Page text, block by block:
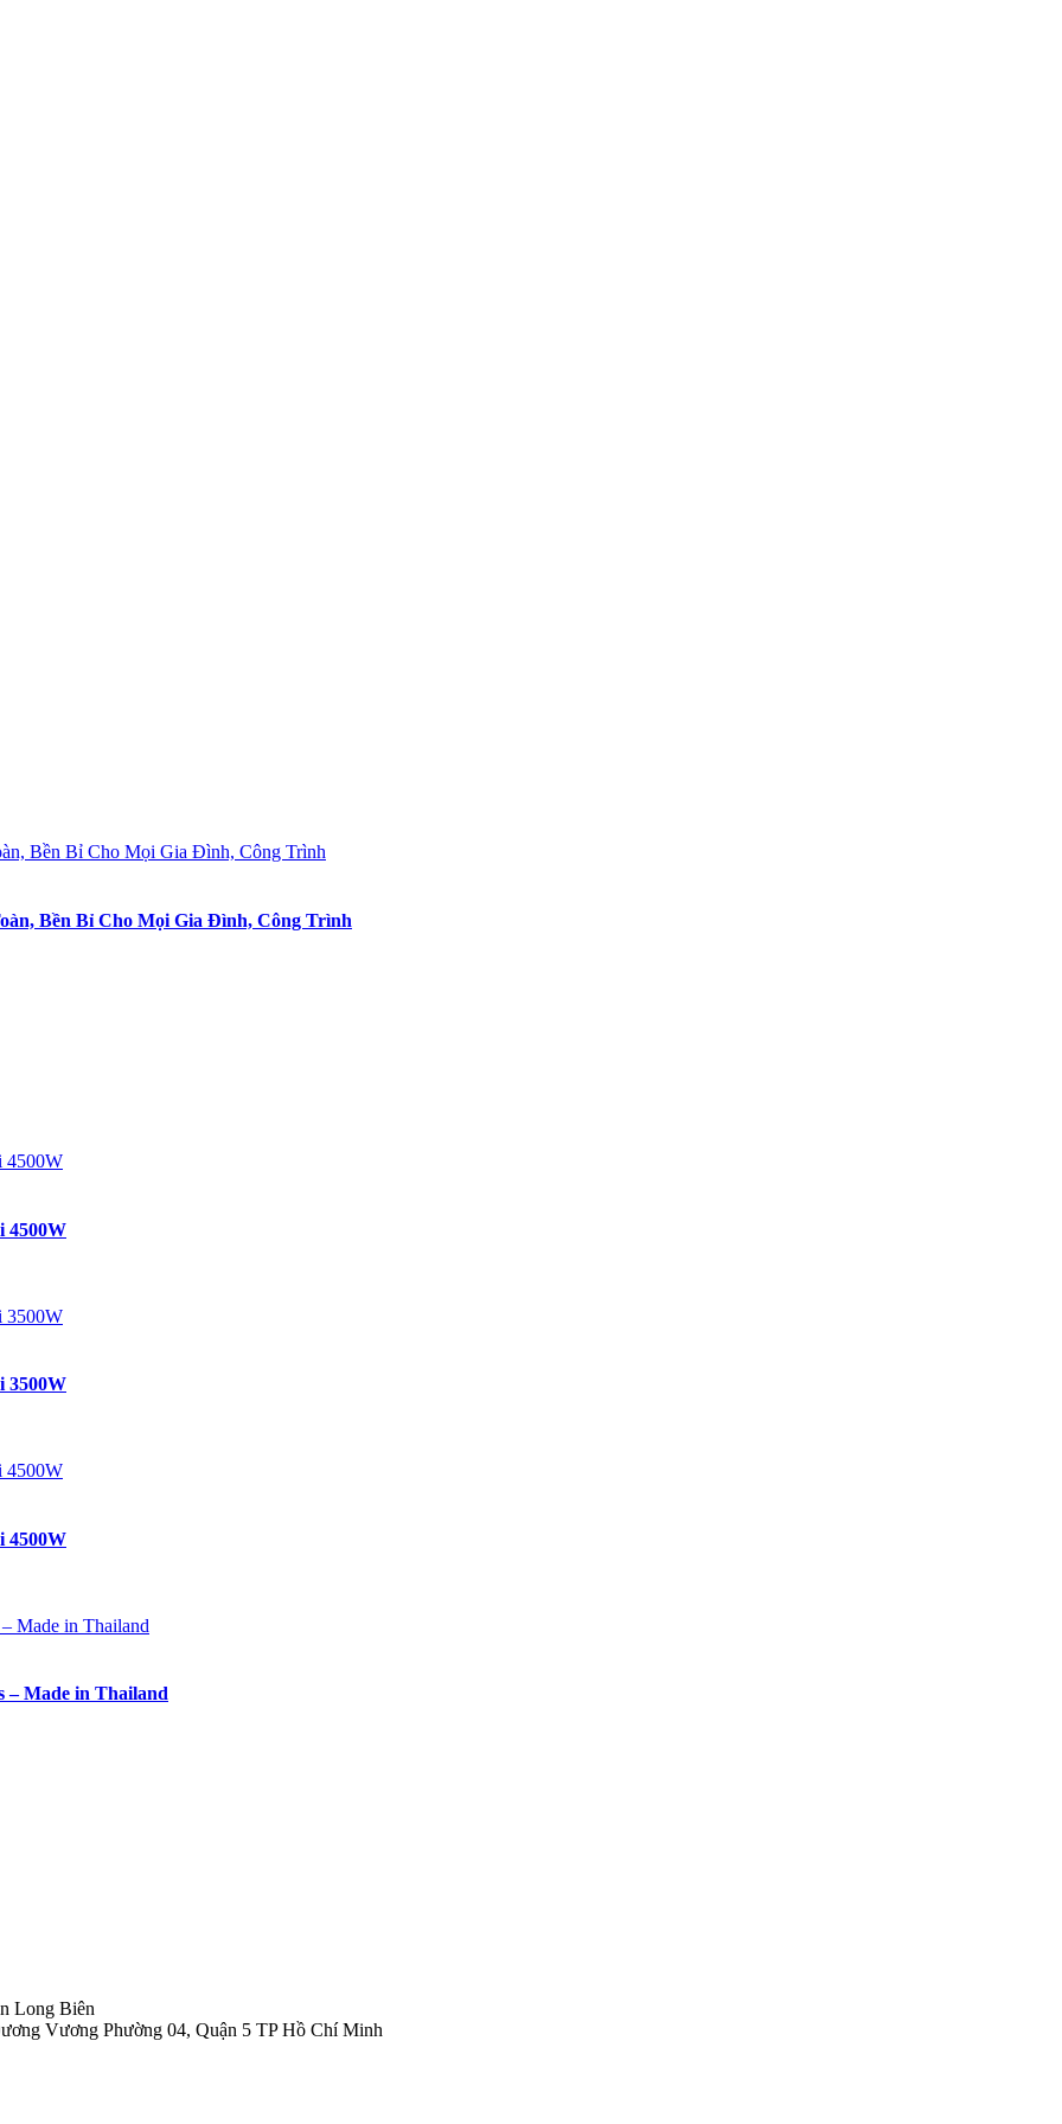
Bền Bỉ Cho Mọi Gia Đình, Công Trình
4500W
3500W
4500W
– Made in Thailand
Long Biên
Vương Phường 04, Quận 5 TP Hồ Chí Minh